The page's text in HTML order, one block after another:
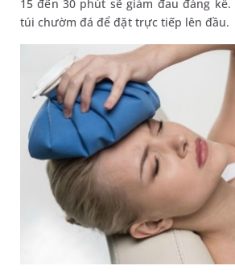
15 đến 30 phút sẽ giảm đau đáng
túi chườm đá để đặt trực tiếp lên đầu.